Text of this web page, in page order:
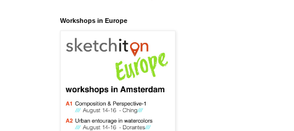
Workshops in Europe